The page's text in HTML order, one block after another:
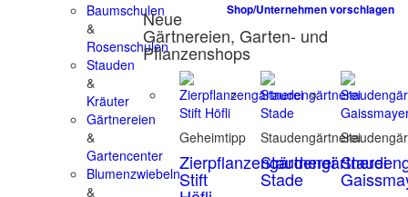
Baumschulen
&
Rosenschulen
Stauden
&
Kräuter
Gärtnereien
&
Gartencenter
Blumenzwiebeln
&
Shop/Unternehmen vorschlagen
Neue
Gärtnereien, Garten- und
Pflanzenshops
Geheimtipp
Zierpflanzengärtnerei
Stift
Staudengärtnerei
Staudengärtnerei
Stade